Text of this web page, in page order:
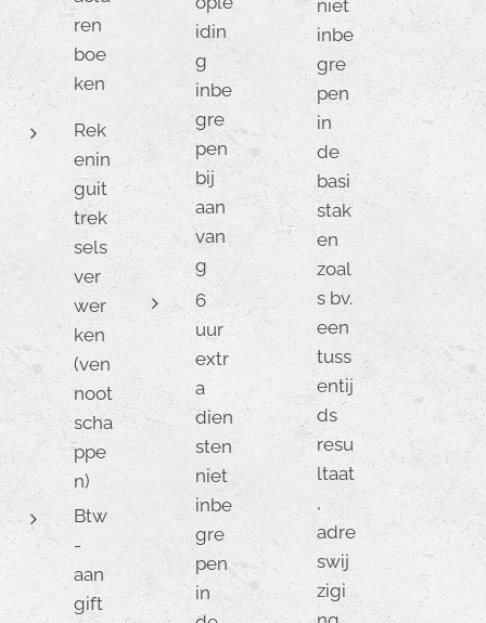
ren
boe
ken
Rek
enin
guit
trek
sels
ver
wer
ken
(ven
noot
scha
ppe
n)
Btw
-
aan
gift
idin
g
inbe
gre
pen
bij
aan
van
g
6
uur
extr
a
dien
sten
niet
inbe
gre
pen
in
niet
inbe
gre
pen
in
de
basi
stak
en
zoal
s bv.
een
tuss
entij
ds
resu
ltaat
,
adre
swij
zigi